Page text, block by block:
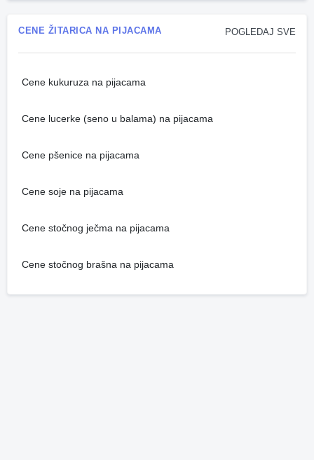
POGLEDAJ SVE
CENE ŽITARICA NA PIJACAMA
Cene kukuruza na pijacama
Cene lucerke (seno u balama) na pijacama
Cene pšenice na pijacama
Cene soje na pijacama
Cene stočnog ječma na pijacama
Cene stočnog brašna na pijacama